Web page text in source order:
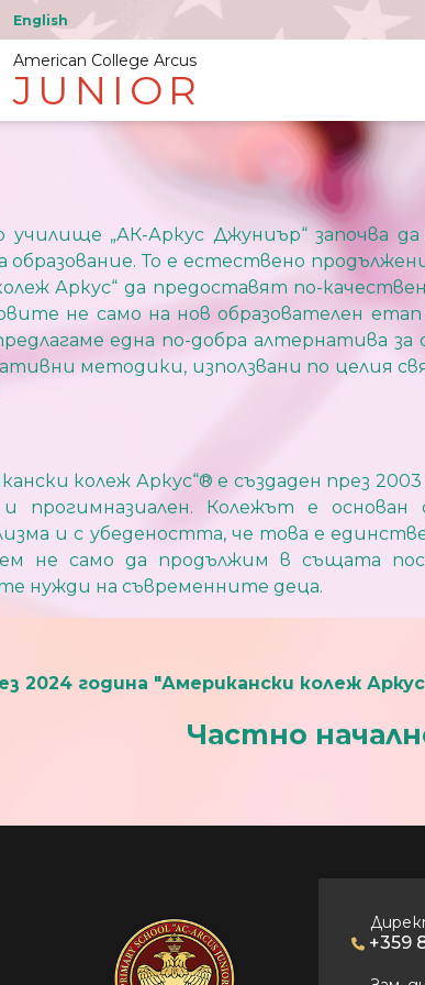
English
American College Arcus
JUNIOR
училище „АК-Аркус Джуниър“ започва
образование. То е естествено
Аркус“ да предоставят по-
не само на нов образователен
една по-добра алтернатива за
методики, използвани по целия
колеж Аркус“® е създаден през
прогимназиален. Колежът е
и с убедеността, че това е
не само да продължим в същата
нужди на съвременните деца.
2024 година "Американски колеж
Частно
+359